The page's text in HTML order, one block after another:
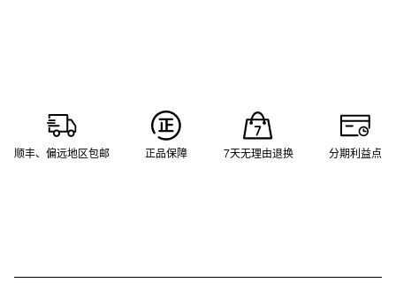
顺丰、偏远地区包邮 正品保障 7天无理由退换 分期利益点